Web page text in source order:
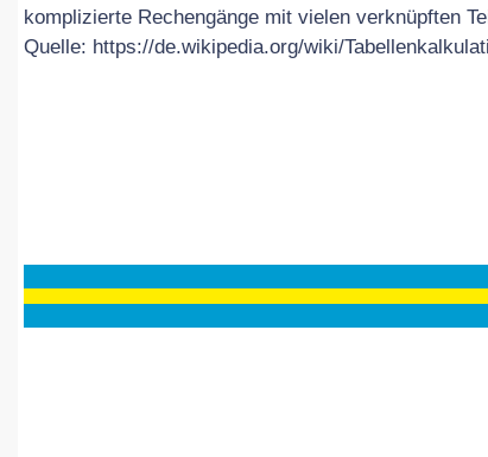
komplizierte Rechengänge mit vielen verknüpften
Quelle: https://de.wikipedia.org/wiki/